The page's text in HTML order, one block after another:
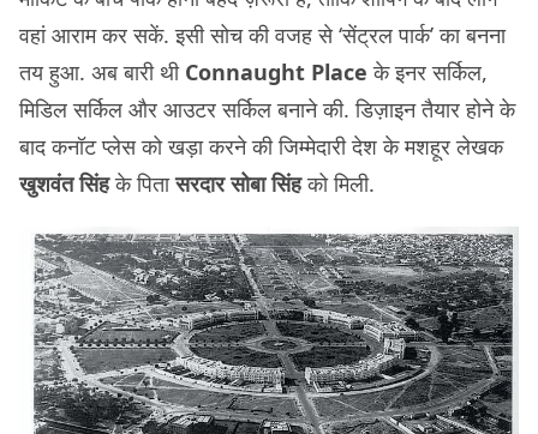
वहां आराम कर सकें. इसी सोच की वजह से ‘सेंट्रल पार्क’ का बनना
तय हुआ. अब बारी थी Connaught Place के इनर सर्किल,
मिडिल सर्किल और आउटर सर्किल बनाने की. डिज़ाइन तैयार होने के
बाद कनॉट प्लेस को खड़ा करने की जिम्मेदारी देश के मशहूर लेखक
खुशवंत सिंहके पितासरदार सोबा सिंहको मिली.